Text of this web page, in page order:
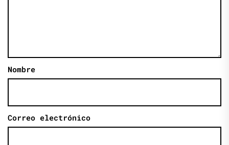
Nombre
Correo electrónico